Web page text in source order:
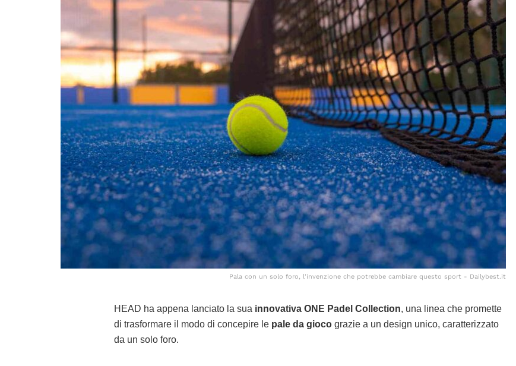
Pala con un solo foro, l'invenzione che potrebbe cambiare questo sport - Dailybest.it
HEAD ha appena lanciato la sua innovativa ONE Padel Collection, una linea che promette
di trasformare il modo di concepire le pale da gioco grazie a un design unico, caratterizzato
da un solo foro.